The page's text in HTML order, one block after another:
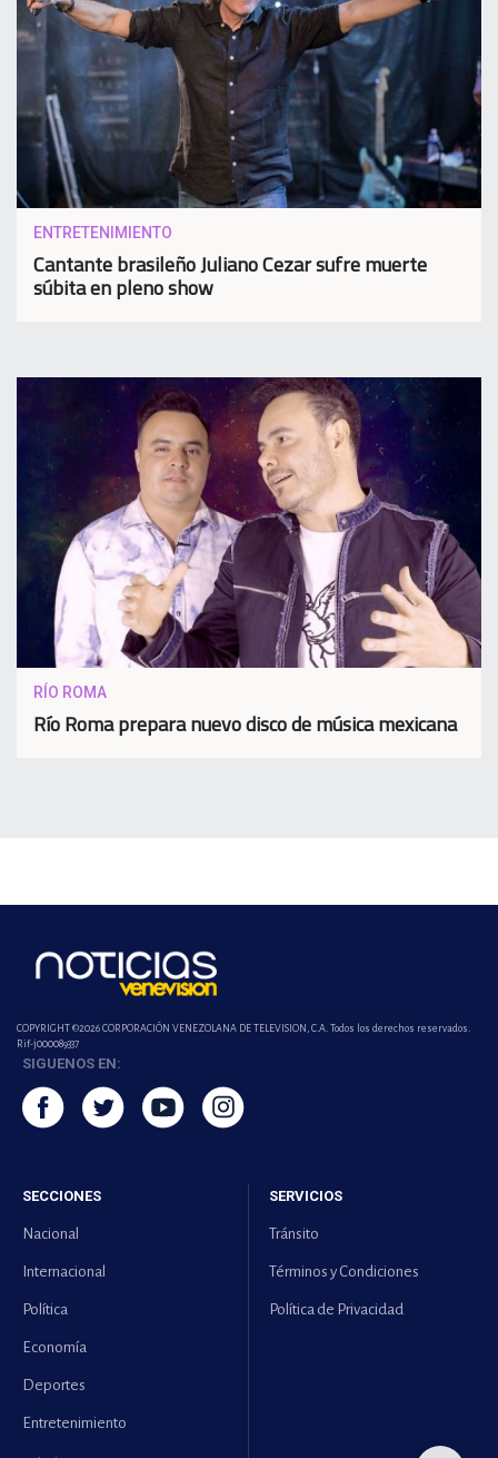
ENTRETENIMIENTO
Cantante brasileño Juliano Cezar sufre muerte
súbita en pleno show
RÍO ROMA
Río Roma prepara nuevo disco de música mexicana
COPYRIGHT ©2026 CORPORACIÓN VENEZOLANA DE TELEVISION, C.A. Todos los derechos reservados.
Rif-j000089337
SIGUENOS EN:
SECCIONES
Nacional
Internacional
Política
Economía
Deportes
Entretenimiento
SERVICIOS
Tránsito
Términos y Condiciones
Política de Privacidad